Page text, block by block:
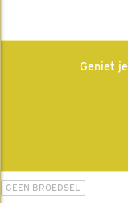
Geniet
GEEN BROEDSEL